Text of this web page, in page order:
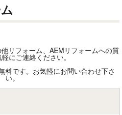
リフォーム、AEMリフォームへの質
にご連絡ください。
料です。お気軽にお問い合わせ下さ
い。